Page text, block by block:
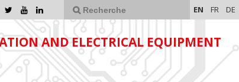
EN FR DE
AND ELECTRICAL EQUIPMENT